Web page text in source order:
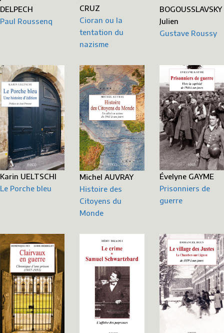
DELPECH
Paul Roussenq
CRUZ
Cioran ou la
tentation du
nazisme
BOGOUSSLAVSKY
Julien
Gustave Roussy
Karin UELTSCHI
Le Porche bleu
Michel AUVRAY
Histoire des
Citoyens du
Monde
Évelyne GAYME
Prisonniers de
guerre